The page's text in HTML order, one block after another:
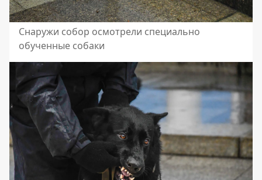
Снаружи собор осмотрели специально
обученные собаки